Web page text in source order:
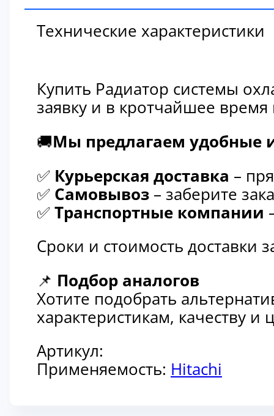
Технические характеристики
Купить Радиатор системы
заявку и в кротчайшее
🚚Мы предлагаем удобные
✅ Курьерская доставка –
✅ Самовывоз – заберите
✅ Транспортные компании
Сроки и стоимость доставки
📌 Подбор аналогов
Хотите подобрать
характеристикам, качеству
Артикул:
Применяемость: Hitachi